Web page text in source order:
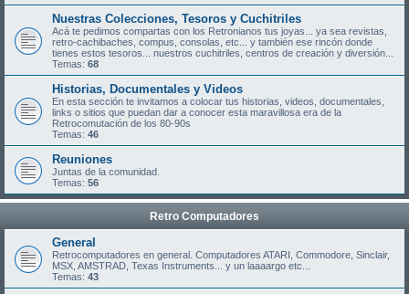
Nuestras Colecciones, Tesoros y Cuchitriles
Acá te pedimos compartas con los Retronianos tus joyas... ya sea revistas,
retro-cachibaches, compus, consolas, etc... y también ese rincón donde
tienes estos tesoros... nuestros cuchitriles, centros de creación y diversión...
Temas: 68
Historias, Documentales y Videos
En esta sección te invitamos a colocar tus historias, videos, documentales,
links o sitios que puedan dar a conocer esta maravillosa era de la
Retrocomutación de los 80-90s
Temas: 46
Reuniones
Juntas de la comunidad.
Temas: 56
Retro Computadores
General
Retrocomputadores en general. Computadores ATARI, Commodore, Sinclair,
MSX, AMSTRAD, Texas Instruments... y un laaaargo etc...
Temas: 43